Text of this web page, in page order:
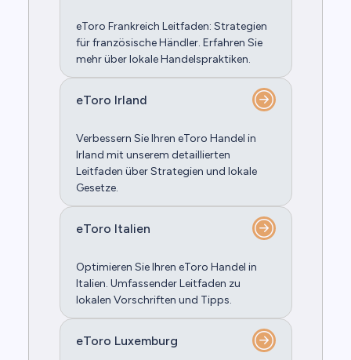
eToro Frankreich Leitfaden: Strategien
für französische Händler. Erfahren Sie
mehr über lokale Handelspraktiken.
eToro Irland
Verbessern Sie Ihren eToro Handel in
Irland mit unserem detaillierten
Leitfaden über Strategien und lokale
Gesetze.
eToro Italien
Optimieren Sie Ihren eToro Handel in
Italien. Umfassender Leitfaden zu
lokalen Vorschriften und Tipps.
eToro Luxemburg